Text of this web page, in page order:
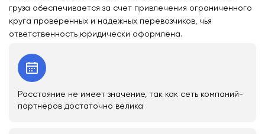
груза обеспечивается за счет привлечения ограниченного
круга проверенных и надежных перевозчиков, чья
ответственность юридически оформлена.
Расстояние не имеет значение, так как сеть компаний-
партнеров достаточно велика